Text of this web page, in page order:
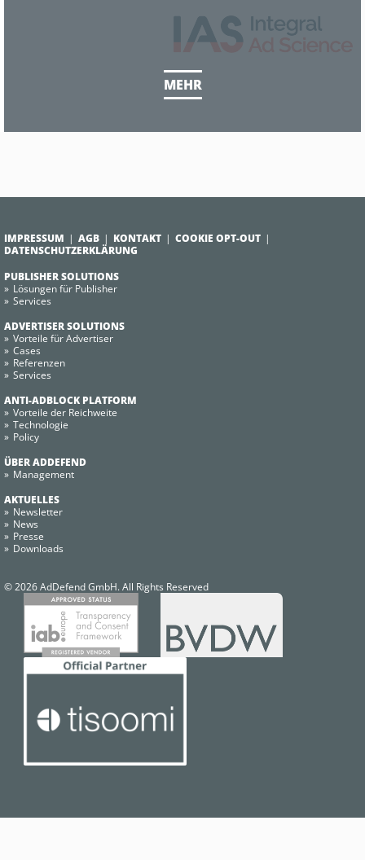
MEHR
IMPRESSUM AGB KONTAKT
COOKIE OPT-OUT
DATENSCHUTZERKLÄRUNG
PUBLISHER SOLUTIONS
Lösungen für Publisher
Services
ADVERTISER SOLUTIONS
Vorteile für Advertiser
Cases
Referenzen
Services
ANTI-ADBLOCK PLATFORM
Vorteile der Reichweite
Technologie
Policy
ÜBER ADDEFEND
Management
AKTUELLES
Newsletter
News
Presse
Downloads
© 2026 AdDefend GmbH. All Rights Reserved